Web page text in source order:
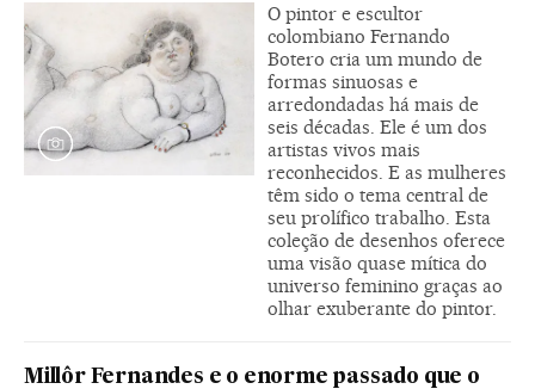
O pintor e escultor
colombiano Fernando
Botero cria um mundo de
formas sinuosas e
arredondadas há mais de
seis décadas. Ele é um dos
artistas vivos mais
reconhecidos. E as mulheres
têm sido o tema central de
seu prolífico trabalho. Esta
coleção de desenhos oferece
uma visão quase mítica do
universo feminino graças ao
olhar exuberante do pintor.
Millôr Fernandes e o enorme passado que o